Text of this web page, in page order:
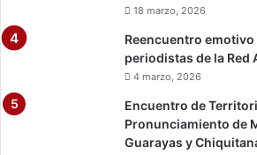
18 marzo, 2026
Reencuentro
periodistas de la Red
4 marzo, 2026
Encuentro de
Pronunciamiento de
Guarayas y